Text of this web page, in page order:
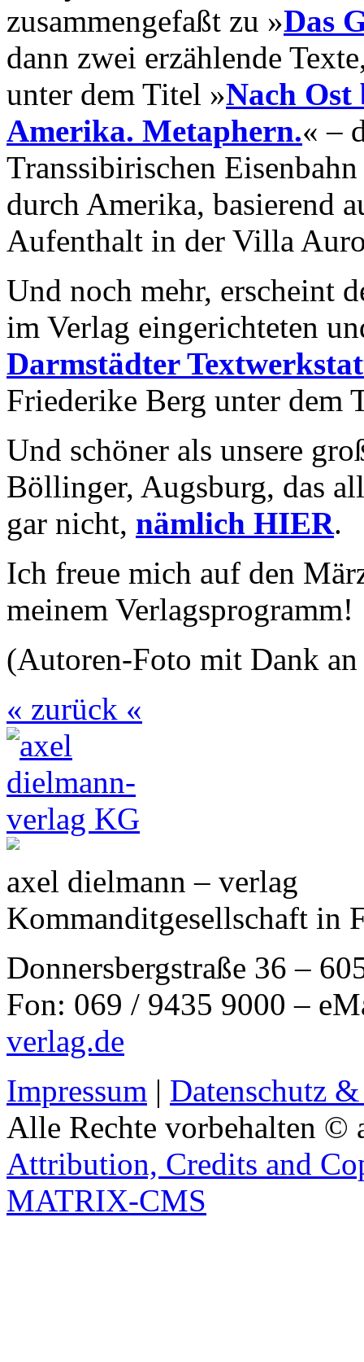
zusammengefaßt zu »Das
dann zwei erzählende
unter dem Titel »Nach Ost
Amerika. Metaphern.« –
Transsibirischen
durch Amerika, basierend
Aufenthalt in der Villa
Und noch mehr, erscheint
im Verlag eingerichteten
Darmstädter
Friederike Berg unter dem
Und schöner als unsere
Böllinger, Augsburg, das
gar nicht, nämlich HIER.
Ich freue mich auf den
meinem Verlagsprogramm!
(Autoren-Foto mit Dank
« zurück «
axel dielmann – verlag
Kommanditgesellschaft in
Donnersbergstraße 36 –
Fon: 069 / 9435 9000 –
verlag.de
Impressum | Datenschutz
Alle Rechte vorbehalten ©
Attribution, Credits and
MATRIX-CMS